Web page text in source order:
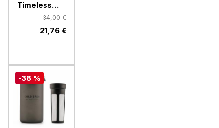
Timeless
Equa, 600
ml, bela
34,00 €
21,76 €
-38 %